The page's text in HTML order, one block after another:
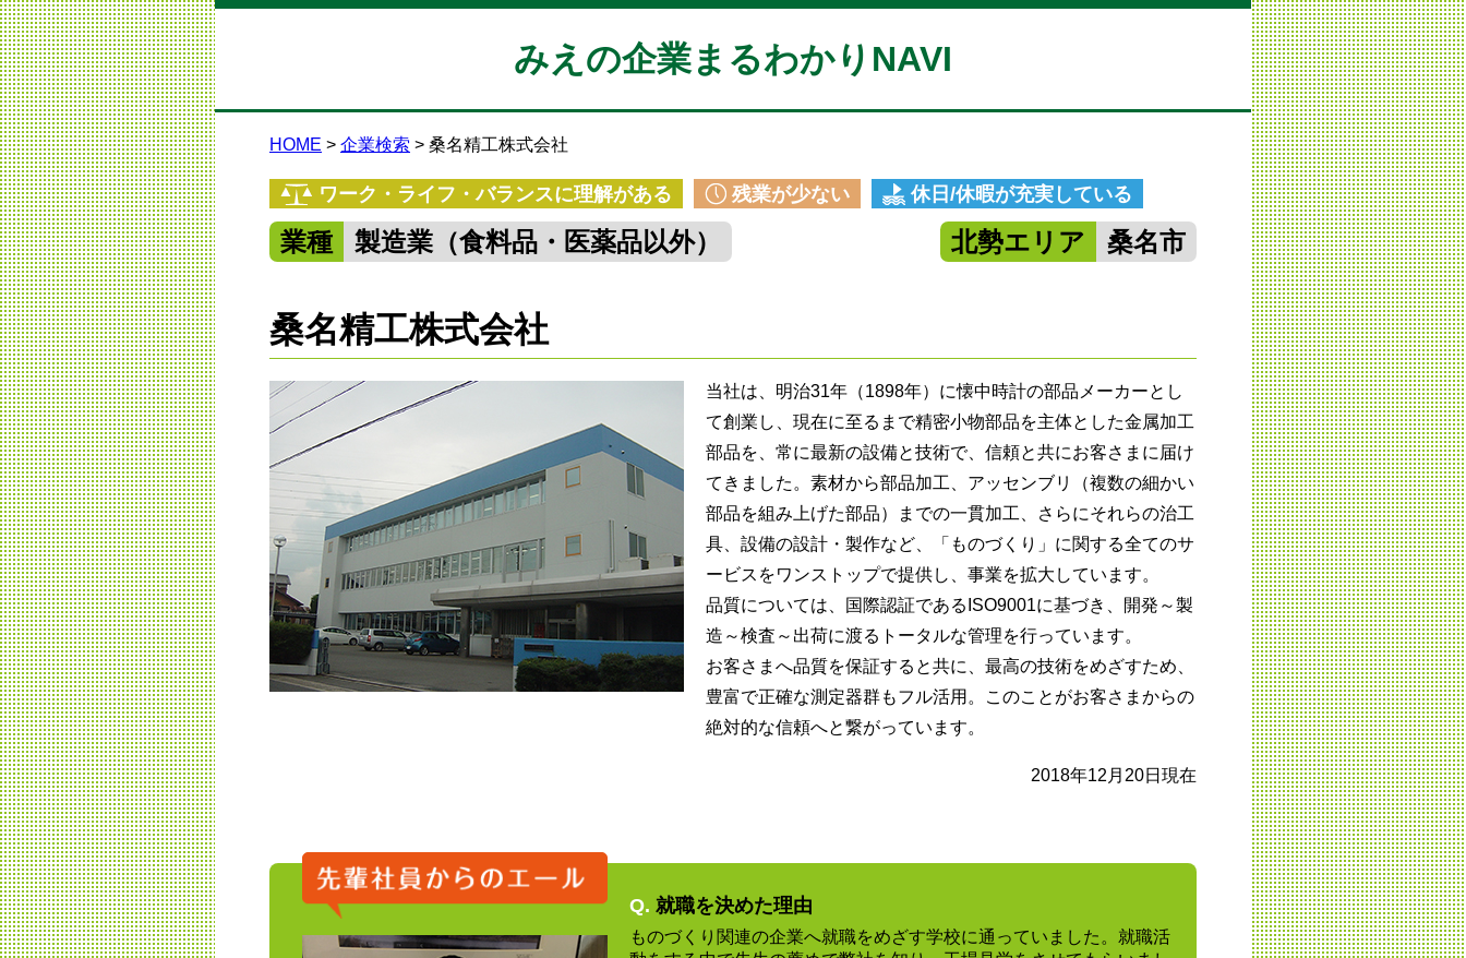
みえの企業まるわかりNAVI
HOME 企業検索 桑名精工株式会社
ワーク・ライフ・バランスに理解がある 残業が少ない 休日/休暇が充実している
業種 製造業（食料品・医薬品以外） 北勢エリア 桑名市
桑名精工株式会社
当社は、明治31年（1898年）に懐中時計の部品メーカーとし
て創業し、現在に至るまで精密小物部品を主体とした金属加工
部品を、常に最新の設備と技術で、信頼と共にお客さまに届け
てきました。素材から部品加工、アッセンブリ（複数の細かい
部品を組み上げた部品）までの一貫加工、さらにそれらの治工
具、設備の設計・製作など、「ものづくり」に関する全てのサ
ービスをワンストップで提供し、事業を拡大しています。
品質については、国際認証であるISO9001に基づき、開発～製
造～検査～出荷に渡るトータルな管理を行っています。
お客さまへ品質を保証すると共に、最高の技術をめざすため、
豊富で正確な測定器群もフル活用。このことがお客さまからの
絶対的な信頼へと繋がっています。
2018年12月20日現在
Q. 就職を決めた理由
ものづくり関連の企業へ就職をめざす学校に通っていました。就職活